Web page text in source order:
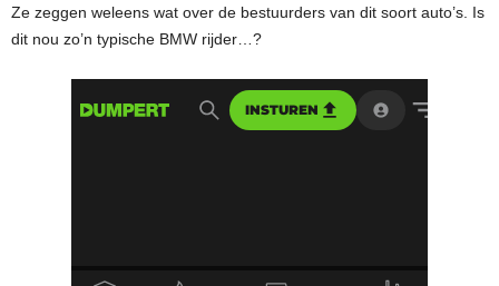
Ze zeggen weleens wat over de bestuurders van dit soort auto’s. Is
dit nou zo’n typische BMW rijder…?